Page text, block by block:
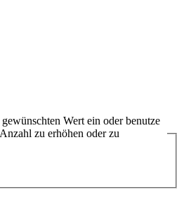
Wert ein oder benutze
zu erhöhen oder zu